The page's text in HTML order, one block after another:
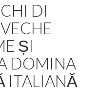
DI
ȘI
DOMINA
ITALIANĂ